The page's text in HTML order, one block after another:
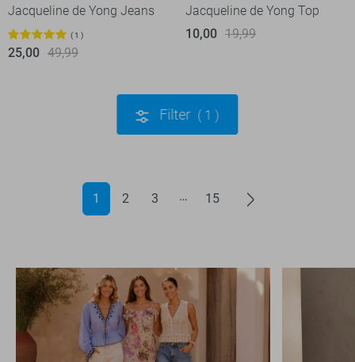
Jacqueline de Yong Jeans
1
25,00 49,99
Jacqueline de Yong Top
10,00 19,99
Filter 1
1 2 3 15